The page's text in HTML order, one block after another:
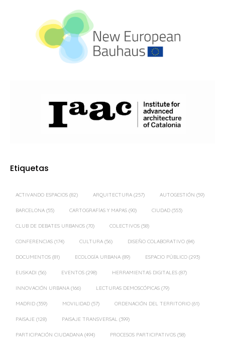
Etiquetas
ACTIVANDO ESPACIOS (82) ARQUITECTURA (257) AUTOGESTIÓN (59)
BARCELONA (55) CARTOGRAFÍAS Y MAPAS (90) CIUDAD (553)
CLUB DE DEBATES URBANOS (70) COLECTIVOS (58)
CONFERENCIAS (174) CULTURA (56) DISEÑO COLABORATIVO (84)
DOCUMENTOS (81) ECOLOGÍA URBANA (89) ESPACIO PÚBLICO (293)
EUSKADI (56) EVENTOS (298) HERRAMIENTAS DIGITALES (87)
INNOVACIÓN URBANA (166) LECTURAS DEMOSCÓPICAS (79)
MADRID (359) MOVILIDAD (57) ORDENACIÓN DEL TERRITORIO (61)
PAISAJE (128) PAISAJE TRANSVERSAL (399)
PARTICIPACIÓN CIUDADANA (494) PROCESOS PARTICIPATIVOS (58)